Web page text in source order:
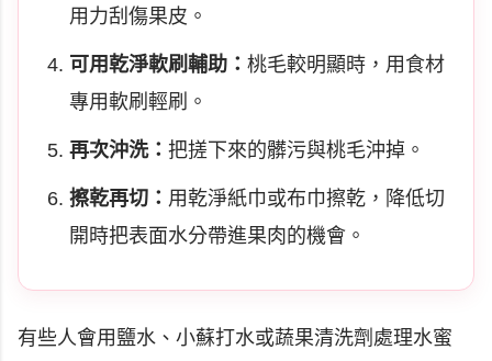
用力刮傷果皮。
可用乾淨軟刷輔助： 桃毛較明顯時，用食材
專用軟刷輕刷。
再次沖洗： 把搓下來的髒污與桃毛沖掉。
擦乾再切： 用乾淨紙巾或布巾擦乾，降低切
開時把表面水分帶進果肉的機會。
有些人會用鹽水、小蘇打水或蔬果清洗劑處理水蜜